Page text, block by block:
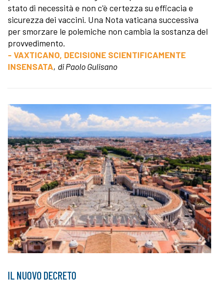
stato di necessità e non c'è certezza su efficacia e
sicurezza dei vaccini. Una Nota vaticana successiva
per smorzare le polemiche non cambia la sostanza del
provvedimento.
- VAXTICANO, DECISIONE SCIENTIFICAMENTE
INSENSATA, di Paolo Gulisano
IL NUOVO DECRETO